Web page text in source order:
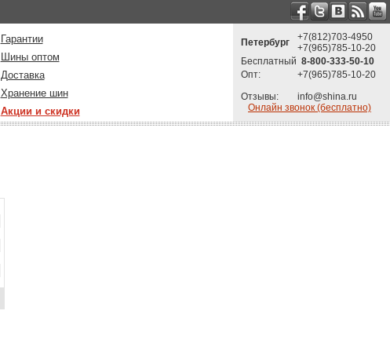
Гарантии
Шины оптом
Доставка
Хранение шин
Акции и скидки
Петербург
+7(812)703-4950
+7(965)785-10-20
Бесплатный 8-800-333-50-10
Опт:
+7(965)785-10-20
Отзывы:
info@shina.ru
Онлайн звонок (бесплатно)